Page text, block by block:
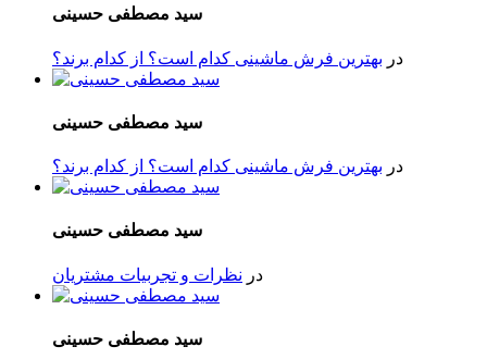
سید مصطفی حسینی
در بهترین فرش ماشینی کدام است؟ از کدام برند؟
سید مصطفی حسینی
در بهترین فرش ماشینی کدام است؟ از کدام برند؟
سید مصطفی حسینی
در نظرات و تجربیات مشتریان
سید مصطفی حسینی